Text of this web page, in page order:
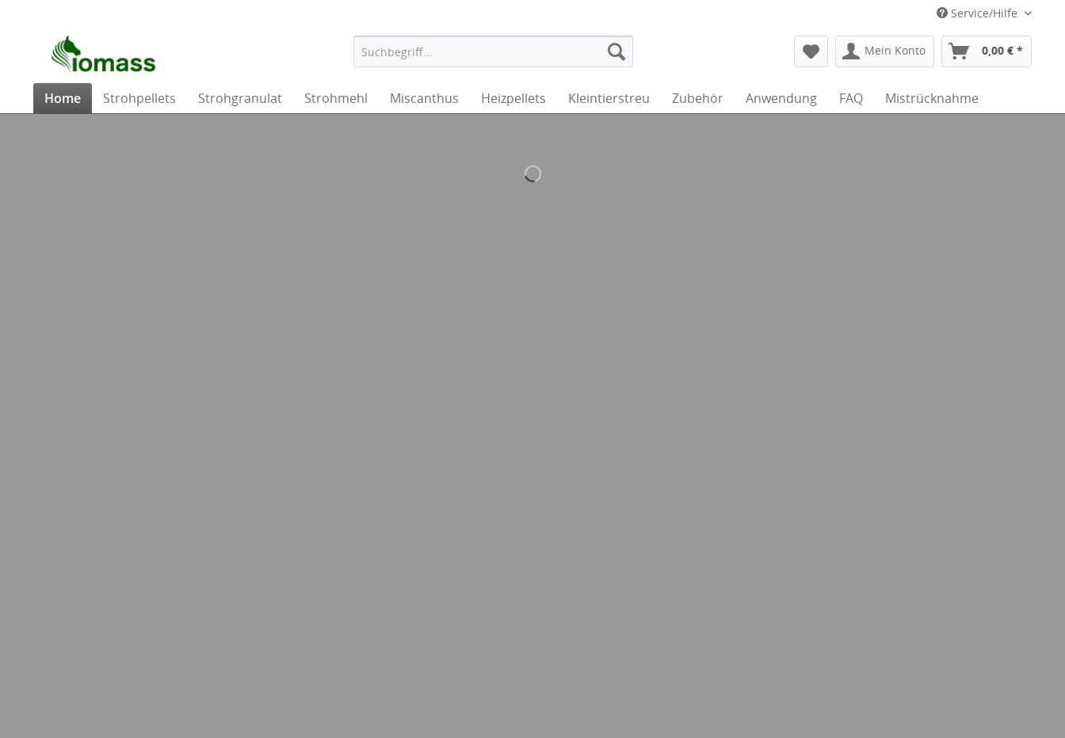
Service/Hilfe
Mein Konto 0,00 € *
Home Strohpellets Strohgranulat Strohmehl Miscanthus Heizpellets Kleintierstreu Zubehör Anwendung FAQ Mistrücknahme